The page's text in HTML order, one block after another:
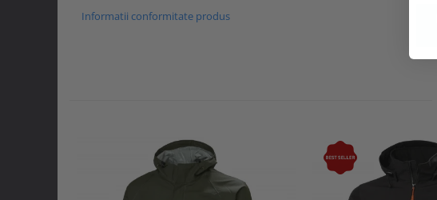
Informatii conformitate produs